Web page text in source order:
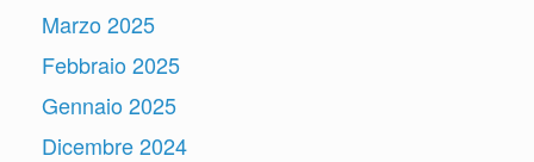
Marzo 2025
Febbraio 2025
Gennaio 2025
Dicembre 2024